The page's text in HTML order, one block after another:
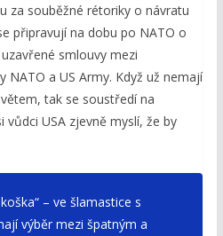
za souběžné rétoriky o návratu
připravují na dobu po NATO o
smlouvy mezi
NATO a US Army. Když už nemají
tak se soustředí na
USA zjevně myslí, že by
– ve šlamastice s
výběr mezi špatným a